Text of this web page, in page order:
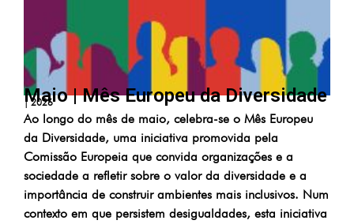
Maio | Mês Europeu da Diversidade
| 2026
Ao longo do mês de maio, celebra-se o Mês Europeu
da Diversidade, uma iniciativa promovida pela
Comissão Europeia que convida organizações e a
sociedade a refletir sobre o valor da diversidade e a
importância de construir ambientes mais inclusivos. Num
contexto em que persistem desigualdades, esta iniciativa